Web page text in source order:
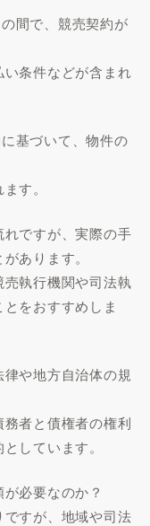
間で、競売契約が
条件などが含まれ
基づいて、物件の
す。
れですが、実際の手
あります。
執行機関や司法執
をおすすめしま
や地方自治体の規
者と債権者の権利
しています。
必要なのか？
すが、地域や司法